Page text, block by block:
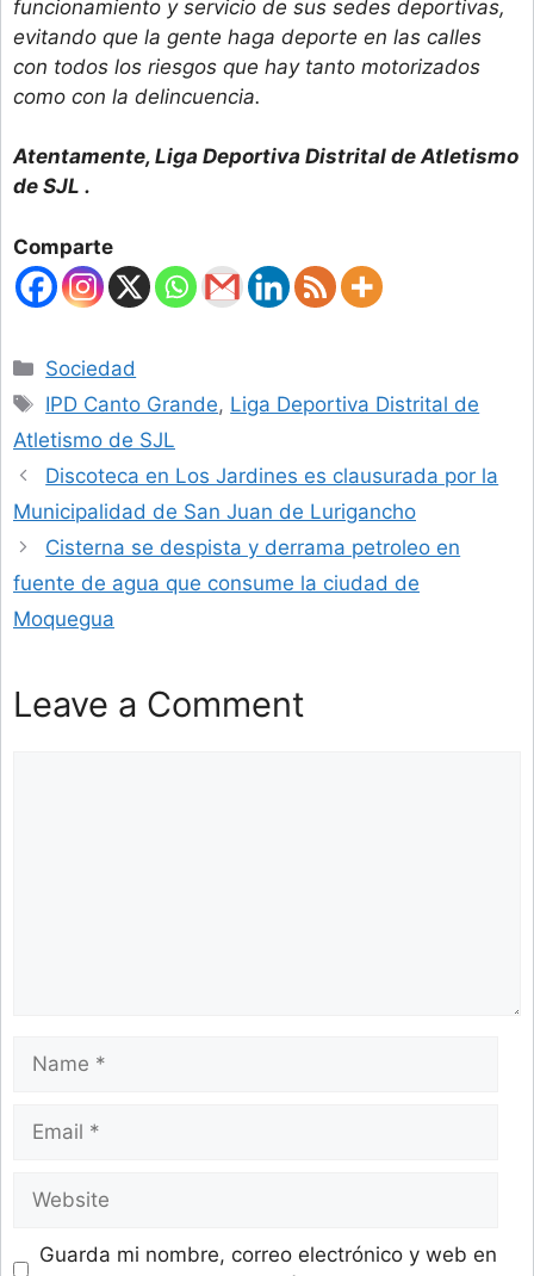
funcionamiento y servicio de sus sedes deportivas,
evitando que la gente haga deporte en las calles
con todos los riesgos que hay tanto motorizados
como con la delincuencia.
Atentamente, Liga Deportiva Distrital de Atletismo
de SJL .
Comparte
Categories
Sociedad
Tags
IPD Canto Grande, Liga Deportiva Distrital de
Atletismo de SJL
Discoteca en Los Jardines es clausurada por la
Municipalidad de San Juan de Lurigancho
Cisterna se despista y derrama petroleo en
fuente de agua que consume la ciudad de
Moquegua
Leave a Comment
Guarda mi nombre, correo electrónico y web en